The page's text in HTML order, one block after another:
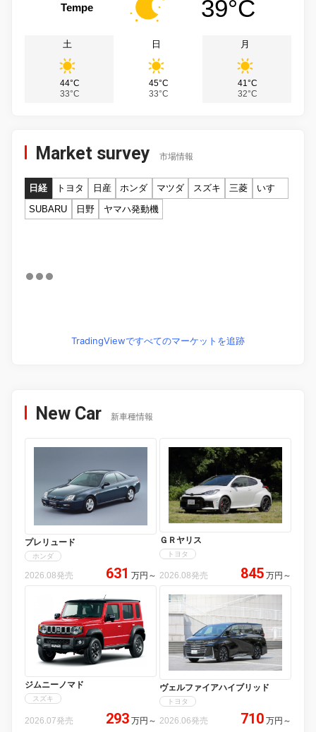
Tempe 39°C
土
44°C
33°C
日
45°C
33°C
月
41°C
32°C
Market survey 市場情報
日経 トヨタ 日産 ホンダ マツダ スズキ 三菱
いすゞ
SUBARU
日野 ヤマハ発動機
TradingViewですべてのマーケットを追跡
New Car 新車種情報
プレリュード
ホンダ
2026.08発売 631 万円 ～
ＧＲヤリス
トヨタ
2026.08発売 845 万円 ～
ジムニーノマド
スズキ
2026.07発売 293 万円 ～
ヴェルファイアハイブリッド
トヨタ
2026.06発売 710 万円 ～